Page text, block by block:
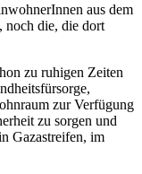
aus dem
noch die, die dort
zu ruhigen Zeiten
zur Verfügung
zu sorgen und
Gazastreifen, im